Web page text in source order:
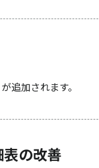
追加されます。
の改善